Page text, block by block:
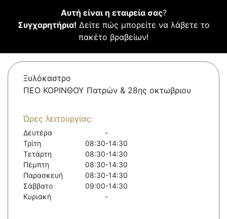
Αυτή είναι η εταιρεία σας?
Συγχαρητήρια! Δείτε πώς μπορείτε να λάβετε το
πακέτο βραβείων!
Ξυλόκαστρο
ΠΕΟ ΚΟΡΙΝΘΟΥ Πατρών & 28ης οκτωβριου
Ώρες λειτουργίας:
Δευτέρα
-
Τρίτη
08:30-14:30
Τετάρτη
08:30-14:30
Πέμπτη
08:30-14:30
Παρασκευή
08:30-14:30
Σάββατο
09:00-14:30
Κυριακή
-